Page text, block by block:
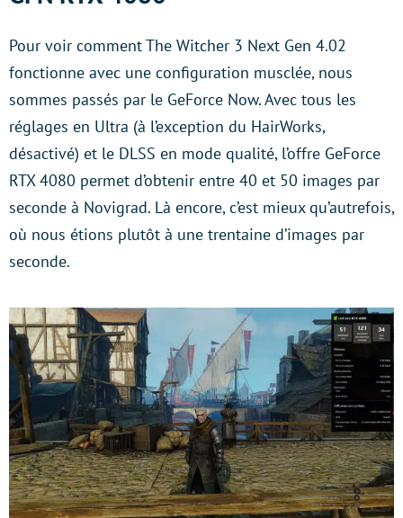
Pour voir comment The Witcher 3 Next Gen 4.02
fonctionne avec une configuration musclée, nous
sommes passés par le GeForce Now. Avec tous les
réglages en Ultra (à l’exception du HairWorks,
désactivé) et le DLSS en mode qualité, l’offre GeForce
RTX 4080 permet d’obtenir entre 40 et 50 images par
seconde à Novigrad. Là encore, c’est mieux qu’autrefois,
où nous étions plutôt à une trentaine d’images par
seconde.